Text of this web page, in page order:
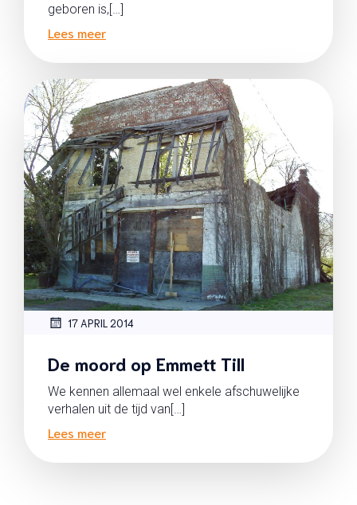
geboren is,[…]
Lees meer
17 APRIL 2014
De moord op Emmett Till
We kennen allemaal wel enkele afschuwelijke
verhalen uit de tijd van[…]
Lees meer